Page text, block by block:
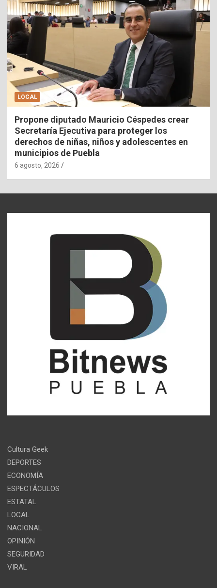
LOCAL
Propone diputado Mauricio Céspedes crear
Secretaría Ejecutiva para proteger los
derechos de niñas, niños y adolescentes en
municipios de Puebla
6 agosto, 2026
Cultura Geek
DEPORTES
ECONOMÍA
ESPECTÁCULOS
ESTATAL
LOCAL
NACIONAL
OPINIÓN
SEGURIDAD
VIRAL